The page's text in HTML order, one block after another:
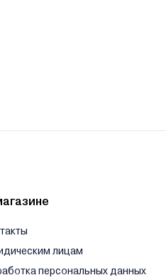
лицам
персональных данных